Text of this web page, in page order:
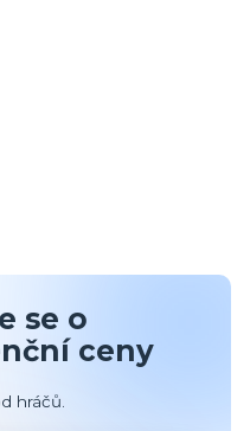
se o
ceny
hráčů.